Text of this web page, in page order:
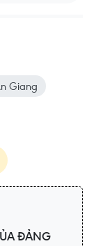
Giang
ĐẢNG